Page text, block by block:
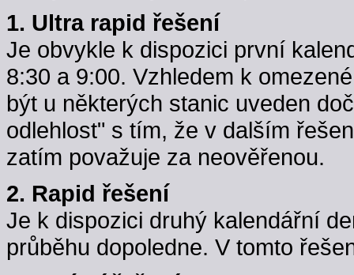
1. Ultra rapid řešení
Je obvykle k dispozici první
8:30 a 9:00. Vzhledem k
být u některých stanic uveden
odlehlost" s tím, že v dalším
zatím považuje za neověřenou.
2. Rapid řešení
Je k dispozici druhý kalendářní
průběhu dopoledne. V tomto